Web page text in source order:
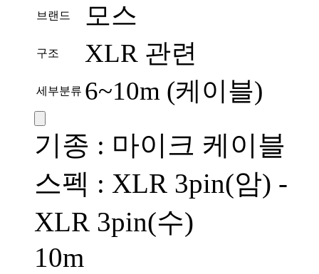
브랜드 모스
구조 XLR 관련
세부분류 6~10m (케이블)
기종 : 마이크 케이블
스펙 : XLR 3pin(암) -
XLR 3pin(수)
10m